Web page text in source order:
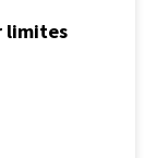
limites